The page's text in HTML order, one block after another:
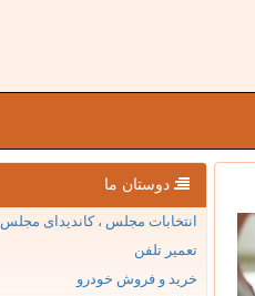
دوستان ما
انتخابات مجلس ، کاندیدای مجلس
تعمیر تلفن
خرید و فروش خودرو